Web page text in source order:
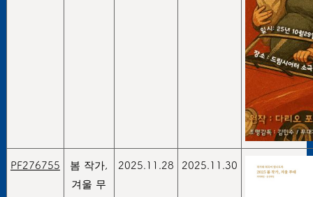
PF276755
봄 작가,
겨울 무
2025.11.28 2025.11.30